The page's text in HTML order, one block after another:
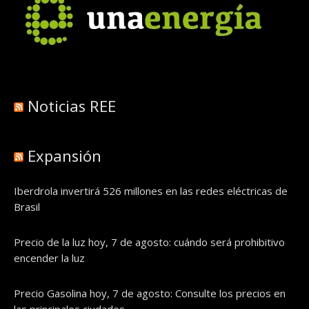
Noticias REE
Expansión
Iberdrola invertirá 526 millones en las redes eléctricas de
Brasil
Precio de la luz hoy, 7 de agosto: cuándo será prohibitivo
encender la luz
Precio Gasolina hoy, 7 de agosto: Consulte los precios en